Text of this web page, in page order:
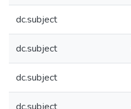
dc.subject
dc.subject
dc.subject